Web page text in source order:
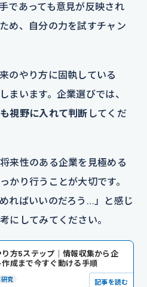
であっても意見が反映され
め、自分の力を試すチャン
のやり方に固執している
まいます。企業選びでは、
視野に入れて判断 してくだ
来性のある企業を見極める
かり行うことが大切です。
ればいいのだろう…」と感じ
にしてみてください。
方5ステップ｜情報収集から企
成まで今すぐ動ける手順
究 記事を読む